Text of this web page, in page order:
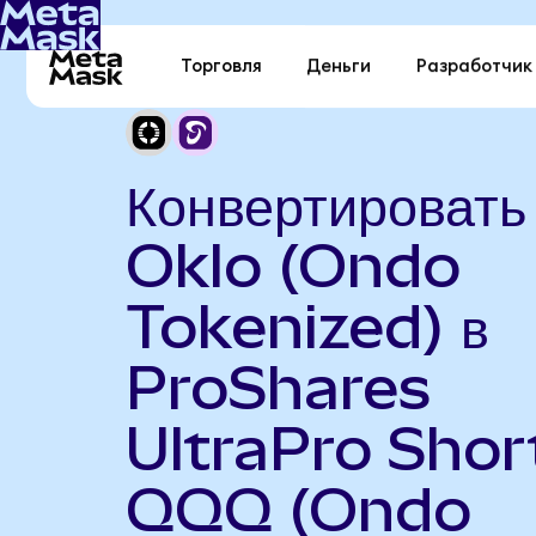
Торговля Деньги Разработчик
Конвертировать
Oklo (Ondo
Tokenized) в
ProShares
UltraPro
QQQ (Ondo